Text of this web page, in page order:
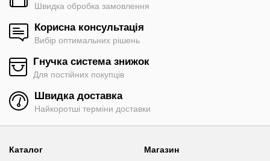
Швидка обробка замовлення
Корисна консультація
Вибір оптимальних рішень
Гнучка система знижок
Для постійних покупців
Швидка доставка
Найкоротші терміни доставки
Каталог
Магазин